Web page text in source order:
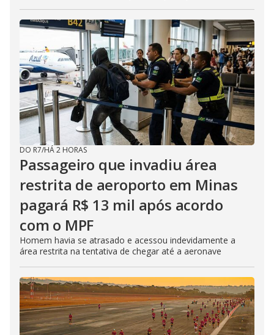
DO R7/HÁ 2 HORAS
Passageiro que invadiu área
restrita de aeroporto em Minas
pagará R$ 13 mil após acordo
com o MPF
Homem havia se atrasado e acessou indevidamente a
área restrita na tentativa de chegar até a aeronave